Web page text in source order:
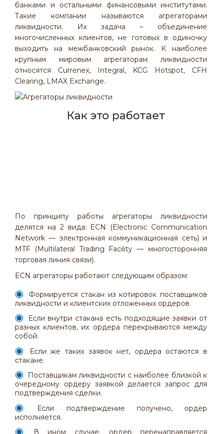
банками и остальными финансовыми институтами.
Такие компании называются агрегаторами
ликвидности. Их задача – объединение
многочисленных клиентов, не готовых в одиночку
выходить на межбанковский рынок. К наиболее
крупным мировым агрегаторам ликвидности
относятся Currenex, Integral, KCG Hotspot, CFH
Clearing, LMAX Exchange.
Как это работает
По принципу работы агрегаторы ликвидности
делятся на 2 вида: ECN (Electronic Communication
Network — электронная коммуникационная сеть) и
MTF (Multilateral Trading Facility — многосторонняя
торговая линия связи).
ECN агрегаторы работают следующим образом:
Формируется стакан из котировок поставщиков
ликвидности и клиентских отложенных ордеров.
Если внутри стакана есть подходящие заявки от
разных клиентов, их ордера перекрываются между
собой.
Если же таких заявок нет, ордера остаются в
стакане.
Поставщикам ликвидности с наиболее близкой к
очередному ордеру заявкой делается запрос для
подтверждения сделки.
Если подтверждение получено, ордер
исполняется.
В ином случае, ордер перенаправляется